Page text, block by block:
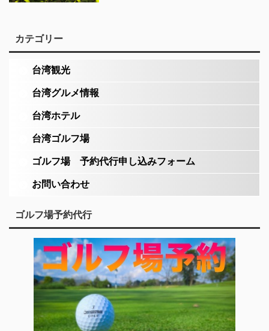
カテゴリー
台湾観光
台湾グルメ情報
台湾ホテル
台湾ゴルフ場
ゴルフ場 予約代行申し込みフォーム
お問い合わせ
ゴルフ場予約代行